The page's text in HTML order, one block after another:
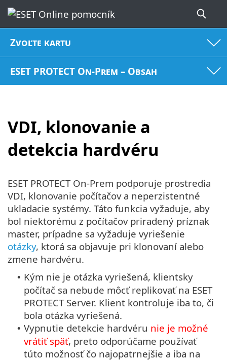
Zvoľte kartu
ESET PROTECT On-Prem – Obsah
VDI, klonovanie a
detekcia hardvéru
ESET PROTECT On-Prem podporuje prostredia
VDI, klonovanie počítačov a neperzistentné
ukladacie systémy. Táto funkcia vyžaduje, aby
bol niektorému z počítačov priradený príznak
master, prípadne sa vyžaduje vyriešenie
otázky, ktorá sa objavuje pri klonovaní alebo
zmene hardvéru.
• Kým nie je otázka vyriešená, klientsky
počítač sa nebude môcť replikovať na ESET
PROTECT Server. Klient kontroluje iba to, či
bola otázka vyriešená.
• Vypnutie detekcie hardvéru nie je možné
vrátiť späť, preto odporúčame používať
túto možnosť čo najopatrnejšie a iba na